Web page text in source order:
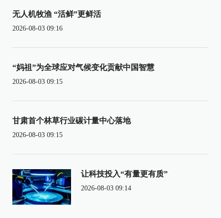
无人机牧渔 “活鲜”更鲜活
2026-08-03 09:16
“妈祖”为全球应对气候变化贡献中国智慧
2026-08-03 09:15
甘肃首个林草行业碳计量中心落地
2026-08-03 09:15
让科技投入“有量更有质”
2026-08-03 09:14